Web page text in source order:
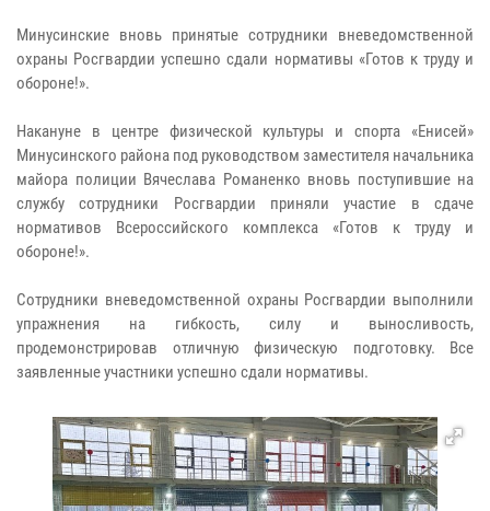
Минусинские вновь принятые сотрудники вневедомственной
охраны Росгвардии успешно сдали нормативы «Готов к труду и
обороне!».
Накануне в центре физической культуры и спорта «Енисей»
Минусинского района под руководством заместителя начальника
майора полиции Вячеслава Романенко вновь поступившие на
службу сотрудники Росгвардии приняли участие в сдаче
нормативов Всероссийского комплекса «Готов к труду и
обороне!».
Сотрудники вневедомственной охраны Росгвардии выполнили
упражнения на гибкость, силу и выносливость,
продемонстрировав отличную физическую подготовку. Все
заявленные участники успешно сдали нормативы.